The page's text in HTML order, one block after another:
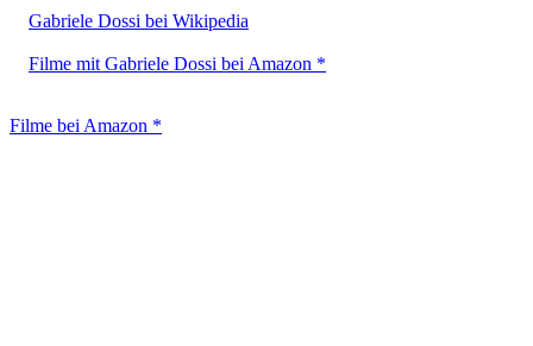
Gabriele Dossi bei Wikipedia
Filme mit Gabriele Dossi bei Amazon *
Filme bei Amazon *